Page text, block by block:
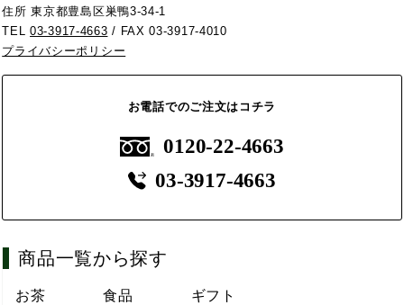
住所 東京都豊島区巣鴨3-34-1
TEL03-3917-4663 / FAX 03-3917-4010
プライバシーポリシー
お電話でのご注文はコチラ
0120-22-4663
03-3917-4663
商品一覧から探す
お茶 食品 ギフト